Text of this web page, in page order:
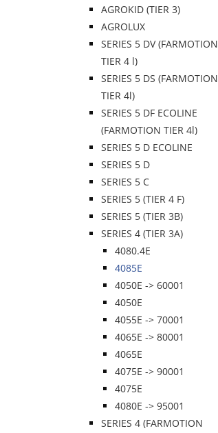
AGROKID (TIER 3)
AGROLUX
SERIES 5 DV (FARMOTION
TIER 4 l)
SERIES 5 DS (FARMOTION
TIER 4l)
SERIES 5 DF ECOLINE
(FARMOTION TIER 4l)
SERIES 5 D ECOLINE
SERIES 5 D
SERIES 5 C
SERIES 5 (TIER 4 F)
SERIES 5 (TIER 3B)
SERIES 4 (TIER 3A)
4080.4E
4085E
4050E -> 60001
4050E
4055E -> 70001
4065E -> 80001
4065E
4075E -> 90001
4075E
4080E -> 95001
SERIES 4 (FARMOTION